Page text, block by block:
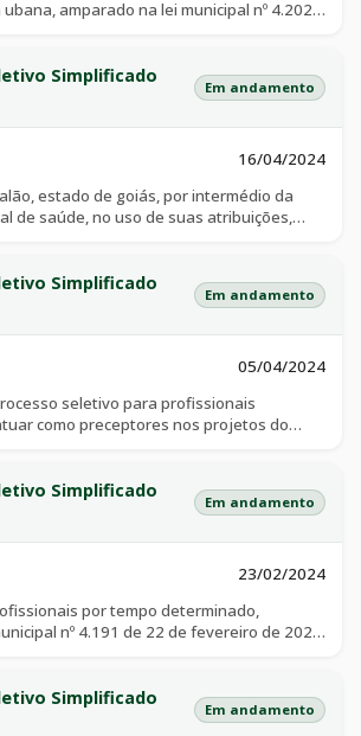
amparado na lei municipal nº 4.202,
preventivas de eliminação de criadouros
transmite a dengue, chikungunya e zika
Simplificado
Em andamento
16/04/2024
estado de goiás, por intermédio da
de saúde, no uso de suas atribuições,
mediante o presente processo seletivo
desta secretaria, selecionará profissionais
Simplificado
Em andamento
05/04/2024
seletivo para profissionais
como preceptores nos projetos do
termo de contrato organizado de ação
(coapes)
Simplificado
Em andamento
23/02/2024
por tempo determinado,
nº 4.191 de 22 de fevereiro de 2024,
população, bem como a gestão do sus no
a necessidade de uma equipe
Simplificado
Em andamento